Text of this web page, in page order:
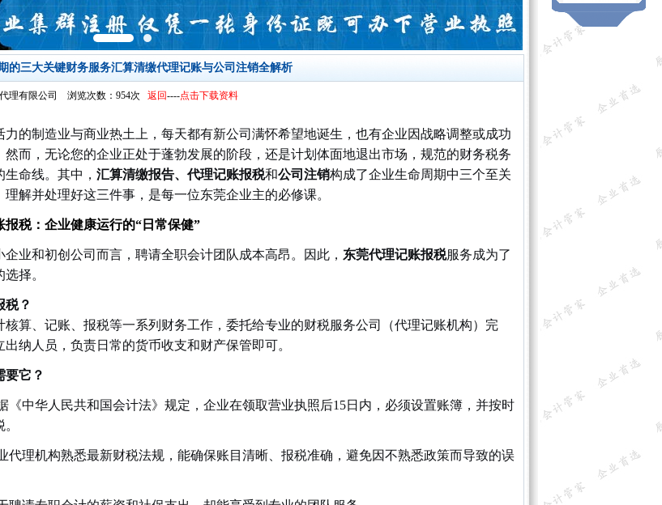
的三大关键财务服务汇算清缴代理记账与公司注销全解析
理有限公司 浏览次数：954次 返回----点击下载资料
力的制造业与商业热土上，每天都有新公司满怀希望地诞生，也有企业因战略调整或成功
然而，无论您的企业正处于蓬勃发展的阶段，还是计划体面地退出市场，规范的财务税务
命线。其中， 汇算清缴报告、代理记账报税和公司注销构成了企业生命周期中三个至关
解并处理好这三件事，是每一位东莞企业主的必修课。
报税：企业健康运行的“日常保健”
企业和初创公司而言，聘请全职会计团队成本高昂。因此， 东莞代理记账报税服务成为了
择。
税？
核算、记账、报税等一系列财务工作，委托给专业的财税服务公司（代理记账机构）完
出纳人员，负责日常的货币收支和财产保管即可。
要它？
《中华人民共和国会计法》规定，企业在领取营业执照后15日内，必须设置账簿，并按时
代理机构熟悉最新财税法规，能确保账目清晰、报税准确，避免因不熟悉政策而导致的误